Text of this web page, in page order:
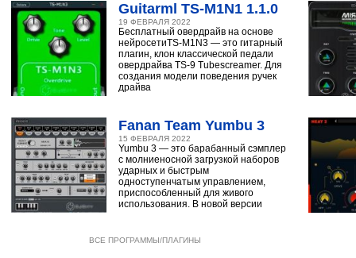
Guitarml TS-M1N1 1.1.0
19 ФЕВРАЛЯ 2022
Бесплатный овердрайв на основе
нейросетиTS-M1N3 — это гитарный
плагин, клон классической педали
овердрайва TS-9 Tubescreamer. Для
создания модели поведения ручек
драйва
Fanan Team Yumbu 3
15 ФЕВРАЛЯ 2022
Yumbu 3 — это барабанный сэмплер
с молниеносной загрузкой наборов
ударных и быстрым
одноступенчатым управлением,
приспособленный для живого
использования. В новой версии
ВСЕ ПРОГРАММЫ/ПЛАГИНЫ